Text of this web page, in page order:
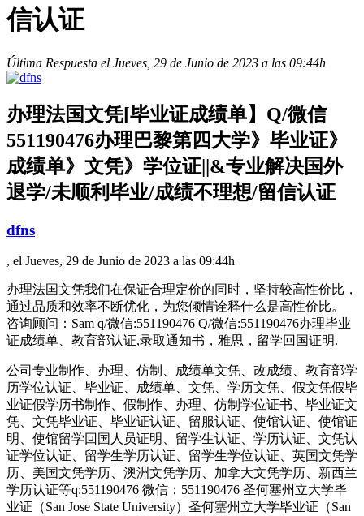
信认证
Última Respuesta el Jueves, 29 de Junio de 2023 a las 09:44h
办理法国文凭[毕业证成绩单】Q/微信
551190476办理巴黎第四大学》毕业证》
成绩单》文凭》学位证||&专业解决国外
退学/未顺利毕业/成绩不理想/留信认证
dfns
, el Jueves, 29 de Junio de 2023 a las 09:44h
办理法国文凭我们在保证合理定价的同时，坚持较高性价比，
通过品质和效率不断优化，为您倾情诠释什么是高性价比。
咨询顾问：Sam q/微信:551190476 Q/微信:551190476办理毕业
证成绩单、教育部认证,录取通知书，雅思，留学回国证明.
公司专业制作、办理、仿制、成绩单文凭、改成绩、教育部学
历学位认证、毕业证、成绩单、文凭、学历文凭、假文凭假毕
业证假学历书制作、假制作、办理、仿制学位证书、毕业证文
凭、文凭毕业证、毕业证认证、留服认证、使馆认证、使馆证
明、使馆留学回国人员证明、留学生认证、学历认证、文凭认
证学位认证、留学生学历认证、留学生学位认证、英国文凭学
历、美国文凭学历、澳洲文凭学历、加拿大文凭学历、新西兰
学历认证等q:551190476 微信：551190476 圣何塞州立大学毕
业证（San Jose State University）圣何塞州立大学毕业证（San